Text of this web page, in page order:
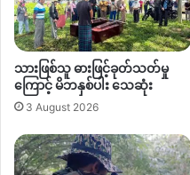
သို့သော်လည်း အစိုးရတပ်မတေ
တပ်မတော် KIA တို့ကြား အ
ခြင်း မရှိသဖြင့် စိုးရိမ်မှုများ
သားဖြစ်သူ ဓားဖြင့်ခုတ်သတ်မှု
ကြောင့် မိဘနှစ်ပါး သေဆုံး
3 August 2026